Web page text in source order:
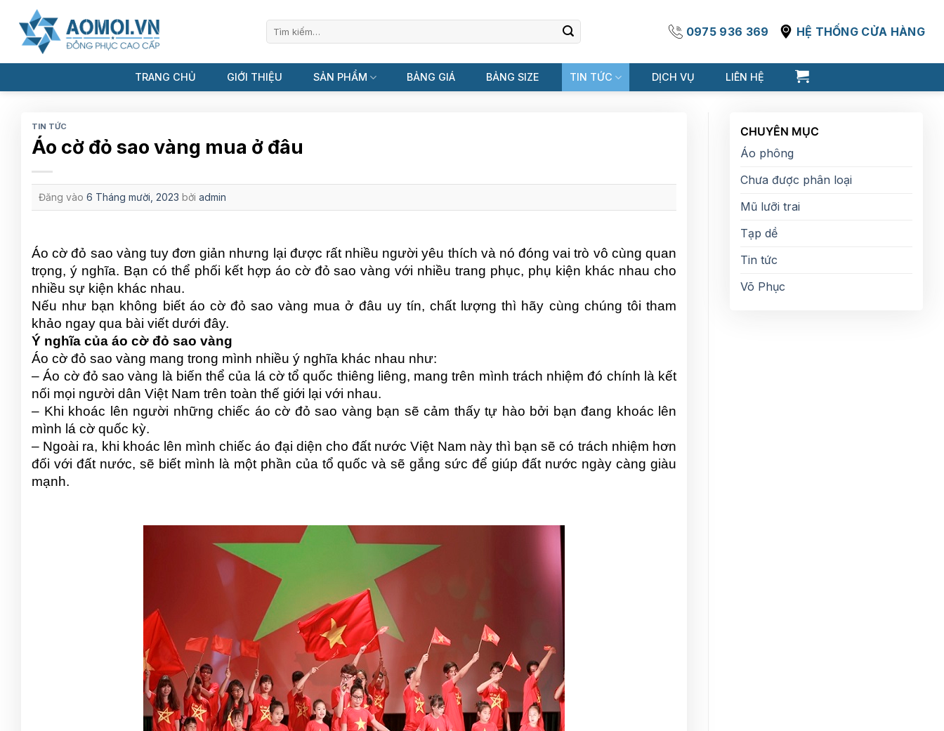
dung
Tìm
0975 936 369 HỆ THỐNG CỬA HÀNG
TRANG CHỦ GIỚI THIỆU SẢN PHẨM BẢNG GIÁ BẢNG SIZE TIN TỨC DỊCH VỤ LIÊN HỆ
TIN TỨC
Áo cờ đỏ sao vàng mua ở đâu
Đăng vào 6 Tháng mười, 2023 bởi admin
Áo cờ đỏ sao vàng tuy đơn giản nhưng lại được rất nhiều người yêu thích và nó đóng vai trò vô cùng quan
trọng, ý nghĩa. Bạn có thể phối kết hợp áo cờ đỏ sao vàng với nhiều trang phục, phụ kiện khác nhau cho
nhiều sự kiện khác nhau.
Nếu như bạn không biết áo cờ đỏ sao vàng mua ở đâu uy tín, chất lượng thì hãy cùng chúng tôi tham
khảo ngay qua bài viết dưới đây.
Ý nghĩa của áo cờ đỏ sao vàng
Áo cờ đỏ sao vàng mang trong mình nhiều ý nghĩa khác nhau như:
– Áo cờ đỏ sao vàng là biến thể của lá cờ tổ quốc thiêng liêng, mang trên mình trách nhiệm đó chính là kết
nối mọi người dân Việt Nam trên toàn thế giới lại với nhau.
– Khi khoác lên người những chiếc áo cờ đỏ sao vàng bạn sẽ cảm thấy tự hào bởi bạn đang khoác lên
mình lá cờ quốc kỳ.
– Ngoài ra, khi khoác lên mình chiếc áo đại diện cho đất nước Việt Nam này thì bạn sẽ có trách nhiệm hơn
đối với đất nước, sẽ biết mình là một phần của tổ quốc và sẽ gắng sức để giúp đất nước ngày càng giàu
mạnh.
CHUYÊN MỤC
Áo phông
Chưa được phân loại
Mũ lưỡi trai
Tạp dề
Tin tức
Võ Phục